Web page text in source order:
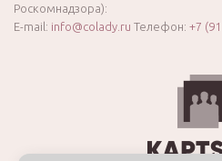
Роскомнадзора):
E-mail: info@colady.ru Телефон: +7